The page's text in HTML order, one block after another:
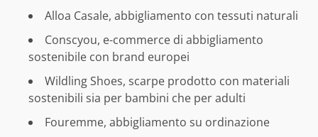
Alloa Casale, abbigliamento con tessuti naturali
Conscyou, e-commerce di abbigliamento
sostenibile con brand europei
Wildling Shoes, scarpe prodotto con materiali
sostenibili sia per bambini che per adulti
Fouremme, abbigliamento su ordinazione